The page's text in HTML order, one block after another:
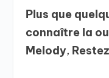
Plus que
connaître la
Melody,